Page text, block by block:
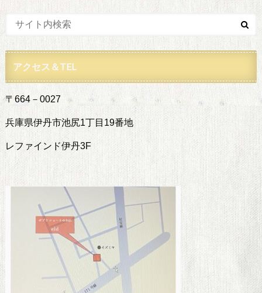
アクセス＆TEL
〒664－0027
兵庫県伊丹市池尻1丁目19番地
レファインド伊丹3F